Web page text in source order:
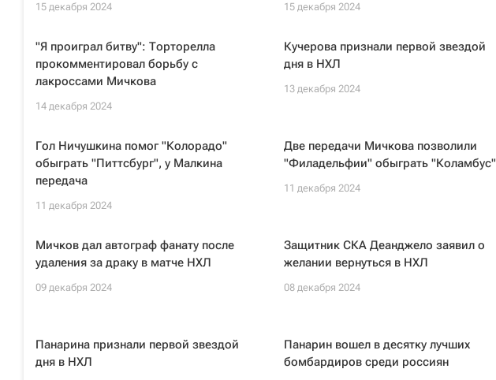
15 декабря 2024 15 декабря 2024
"Я проиграл битву": Торторелла
прокомментировал борьбу с
лакроссами Мичкова
14 декабря 2024
Кучерова признали первой звездой
дня в НХЛ
13 декабря 2024
Гол Ничушкина помог "Колорадо"
обыграть "Питтсбург", у Малкина
передача
11 декабря 2024
Две передачи Мичкова позволили
"Филадельфии" обыграть "Коламбус"
11 декабря 2024
Мичков дал автограф фанату после
удаления за драку в матче НХЛ
09 декабря 2024
Защитник СКА Деанджело заявил о
желании вернуться в НХЛ
08 декабря 2024
Панарина признали первой звездой
дня в НХЛ
Панарин вошел в десятку лучших
бомбардиров среди россиян